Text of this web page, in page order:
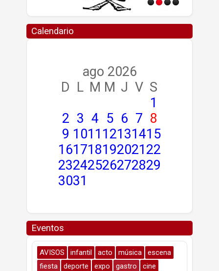
Calendario
ago 2026
D L M M J V S
1
2 3 4 5 6 7 8
9 1011 12131415
16171819202122
23242526272829
3031
Eventos
AVISOS infantil acto música
escena
fiesta
deporte expo gastro
cine